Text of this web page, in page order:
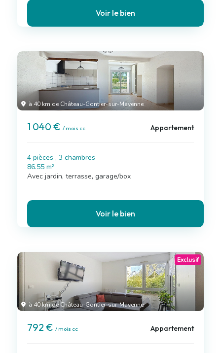
Voir le bien
à 40 km de Château-Gontier-sur-Mayenne
1 040 € / mois cc Appartement
4 pièces , 3 chambres
86.55 m²
Avec jardin, terrasse, garage/box
Voir le bien
à 40 km de Château-Gontier-sur-Mayenne
Exclusif
792 € / mois cc Appartement